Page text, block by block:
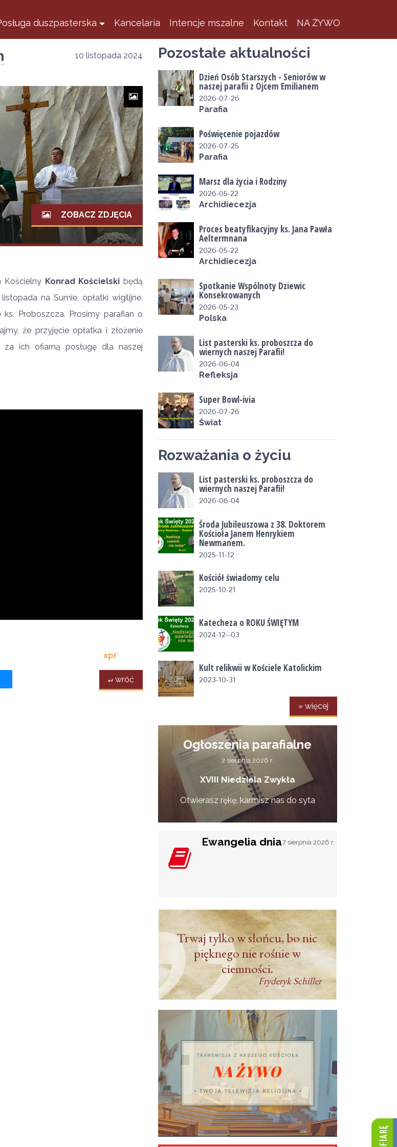
duszpasterska Kancelaria Intencje mszalne Kontakt NA ŻYWO
10 listopada 2024
ZOBACZ ZDJĘCIA
Kościelny Konrad Kościelski będą
na Sumie, opłatki wigilijne.
Proboszcza. Prosimy parafian o
że przyjęcie opłatka i złożenie
ich ofiarną posługę dla naszej
xpr
↵ wróć
Pozostałe aktualności
Dzień Osób Starszych - Seniorów w
naszej parafii z Ojcem Emilianem
2026-07-26
Parafia
Poświęcenie pojazdów
2026-07-25
Parafia
Marsz dla życia i Rodziny
2026-05-22
Archidiecezja
Proces beatyfikacyjny ks. Jana Pawła
Aeltermnana
2026-05-22
Archidiecezja
Spotkanie Wspólnoty Dziewic
Konsekrowanych
2026-05-23
Polska
List pasterski ks. proboszcza do
wiernych naszej Parafii!
2026-06-04
Refleksja
Super Bowl-ivia
2026-07-26
Świat
Rozważania o życiu
List pasterski ks. proboszcza do
wiernych naszej Parafii!
2026-06-04
Środa Jubileuszowa z 38. Doktorem
Kościoła Janem Henrykiem
Newmanem.
2025-11-12
Kościół świadomy celu
2025-10-21
Katecheza o ROKU ŚWIĘTYM
2024-12--03
Kult relikwii w Kościele Katolickim
2023-10-31
» więcej
Ogłoszenia parafialne
2 sierpnia 2026 r.
XVIII Niedziela Zwykła
Otwierasz rękę, karmisz nas do syta
Ewangelia dnia7 sierpnia 2026 r.
Trwaj tylko w słońcu, bo nic
pięknego nie rośnie w
ciemności.
Fryderyk Schiller